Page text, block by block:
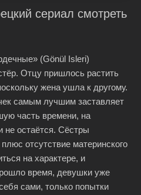
сериал смотреть
(Gönül Isleri)
Отцу пришлось растить
жена ушла к другому.
самым лучшим заставляет
часть времени, на
не остаётся. Сёстры
отсутствие материнского
на характере, и
время, девушки уже
сами, только попытки